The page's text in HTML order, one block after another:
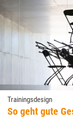
Trainingsdesign
So geht gute